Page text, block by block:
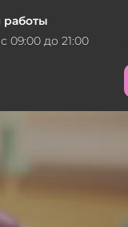
09:00 до 21:00